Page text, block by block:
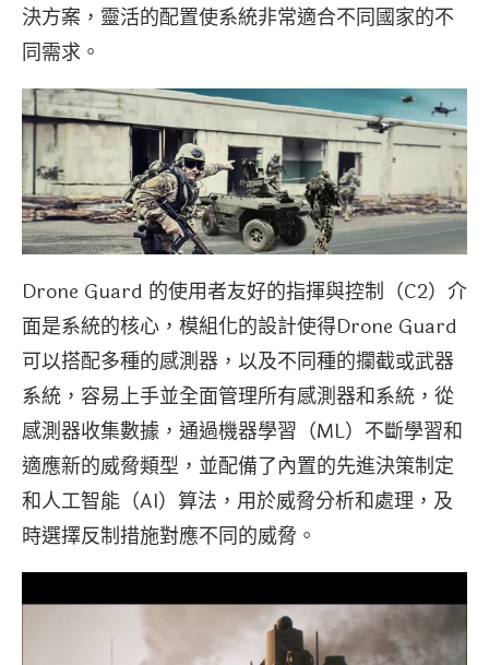
決方案，靈活的配置使系統非常適合不同國家的不
同需求。
Drone Guard 的使用者友好的指揮與控制（C2）介
面是系統的核心，模組化的設計使得Drone Guard
可以搭配多種的感測器，以及不同種的攔截或武器
系統，容易上手並全面管理所有感測器和系統，從
感測器收集數據，通過機器學習（ML）不斷學習和
適應新的威脅類型，並配備了內置的先進決策制定
和人工智能（AI）算法，用於威脅分析和處理，及
時選擇反制措施對應不同的威脅。